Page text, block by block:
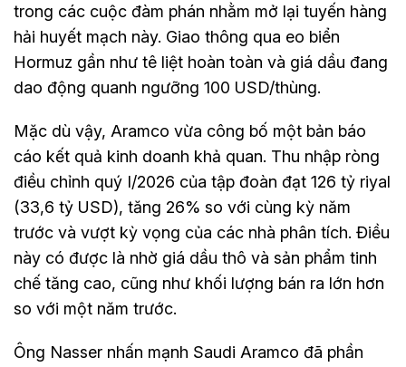
trong các cuộc đàm phán nhằm mở lại tuyến hàng
hải huyết mạch này. Giao thông qua eo biển
Hormuz gần như tê liệt hoàn toàn và giá dầu đang
dao động quanh ngưỡng 100 USD/thùng.
Mặc dù vậy, Aramco vừa công bố một bản báo
cáo kết quả kinh doanh khả quan. Thu nhập ròng
điều chỉnh quý I/2026 của tập đoàn đạt 126 tỷ riyal
(33,6 tỷ USD), tăng 26% so với cùng kỳ năm
trước và vượt kỳ vọng của các nhà phân tích. Điều
này có được là nhờ giá dầu thô và sản phẩm tinh
chế tăng cao, cũng như khối lượng bán ra lớn hơn
so với một năm trước.
Ông Nasser nhấn mạnh Saudi Aramco đã phần